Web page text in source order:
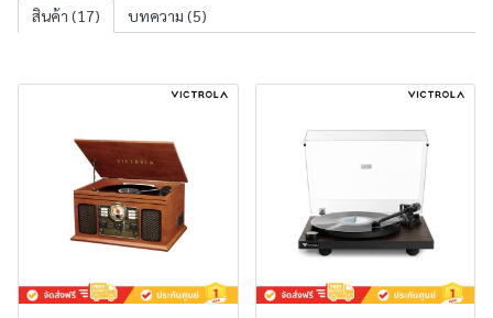
สินค้า (17) บทความ (5)